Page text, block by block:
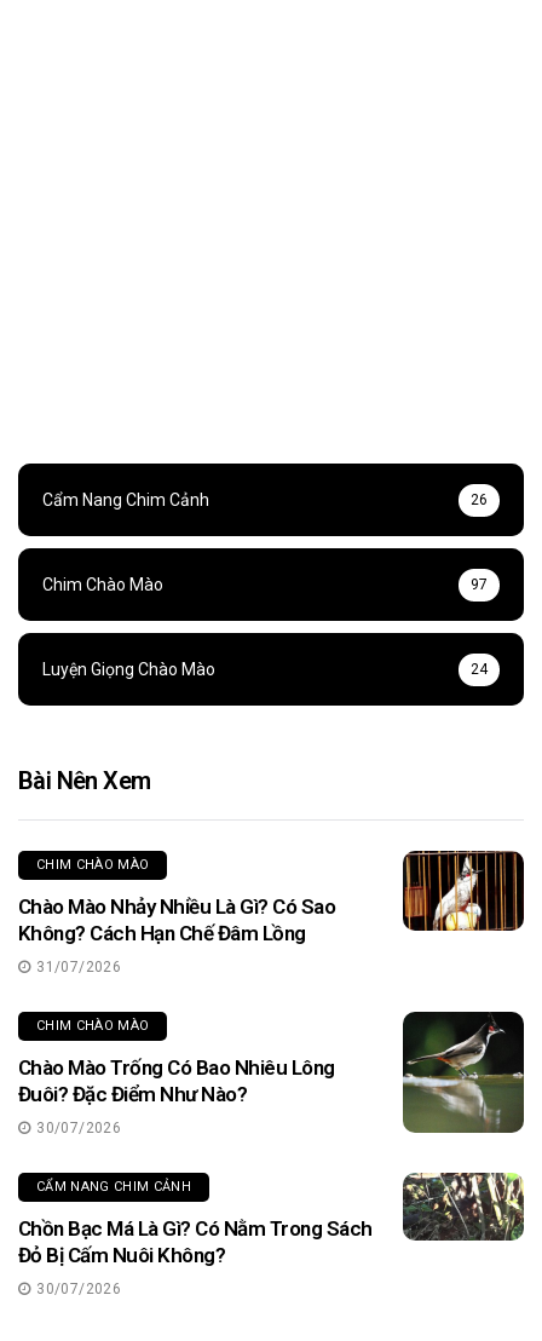
Cẩm Nang Chim Cảnh 26
Chim Chào Mào 97
Luyện Giọng Chào Mào 24
Bài Nên Xem
CHIM CHÀO MÀO
Chào Mào Nhảy Nhiều Là Gì? Có Sao
Không? Cách Hạn Chế Đâm Lồng
31/07/2026
CHIM CHÀO MÀO
Chào Mào Trống Có Bao Nhiêu Lông
Đuôi? Đặc Điểm Như Nào?
30/07/2026
CẨM NANG CHIM CẢNH
Chồn Bạc Má Là Gì? Có Nằm Trong Sách
Đỏ Bị Cấm Nuôi Không?
30/07/2026